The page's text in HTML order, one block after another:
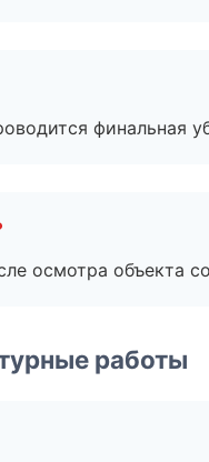
финальная
осмотра объекта
работы